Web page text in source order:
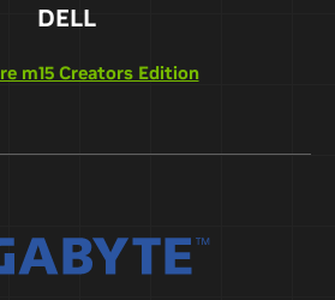
DELL
m15 Creators Edition